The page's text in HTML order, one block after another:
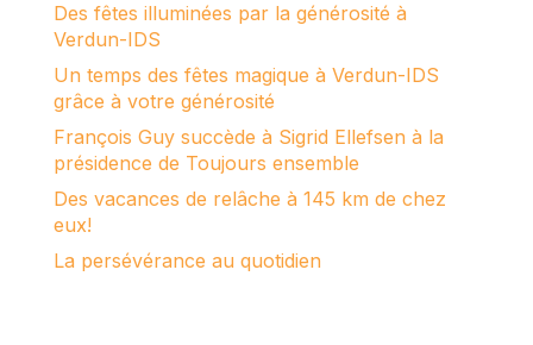
Des fêtes illuminées par la générosité à
Verdun-IDS
Un temps des fêtes magique à Verdun-IDS
grâce à votre générosité
François Guy succède à Sigrid Ellefsen à la
présidence de Toujours ensemble
Des vacances de relâche à 145 km de chez
eux!
La persévérance au quotidien